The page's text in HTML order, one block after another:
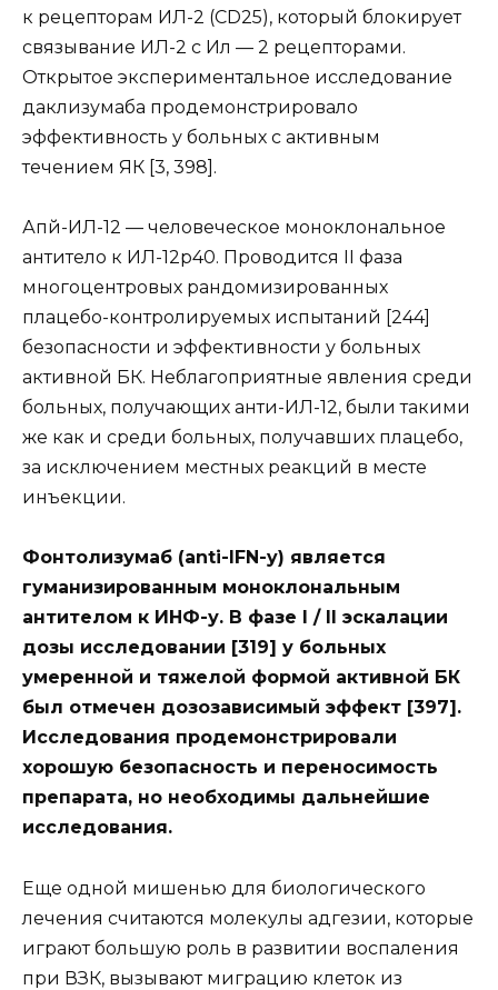
к рецепторам ИЛ-2 (CD25), который блокирует
связывание ИЛ-2 с Ил — 2 рецепторами.
Открытое экспериментальное исследование
даклизумаба продемонстрировало
эффективность у больных с активным
течением ЯК [3, 398].
Апй-ИЛ-12 — человеческое моноклональное
антитело к ИЛ-12р40. Проводится II фаза
многоцентровых рандомизированных
плацебо-контролируемых испытаний [244]
безопасности и эффективности у больных
активной БК. Неблагоприятные явления среди
больных, получающих анти-ИЛ-12, были такими
же как и среди больных, получавших плацебо,
за исключением местных реакций в месте
инъекции.
Фонтолизумаб (anti-IFN-y) является
гуманизированным моноклональным
антителом к ИНФ-у. В фазе I / II эскалации
дозы исследовании [319] у больных
умеренной и тяжелой формой активной БК
был отмечен дозозависимый эффект [397].
Исследования продемонстрировали
хорошую безопасность и переносимость
препарата, но необходимы дальнейшие
исследования.
Еще одной мишенью для биологического
лечения считаются молекулы адгезии, которые
играют большую роль в развитии воспаления
при ВЗК, вызывают миграцию клеток из